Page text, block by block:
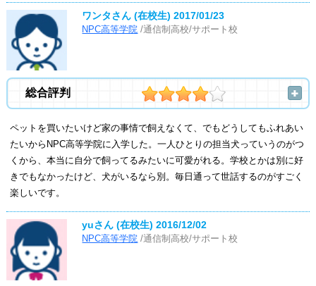
ワンタさん (在校生)2017/01/23
NPC高等学院 /通信制高校/サポート校
総合評判
ペットを買いたいけど家の事情で飼えなくて、でもどうしてもふれあい
たいからNPC高等学院に入学した。一人ひとりの担当犬っていうのがつ
くから、本当に自分で飼ってるみたいに可愛がれる。学校とかは別に好
きでもなかったけど、犬がいるなら別。毎日通って世話するのがすごく
楽しいです。
yuさん (在校生)2016/12/02
NPC高等学院 /通信制高校/サポート校